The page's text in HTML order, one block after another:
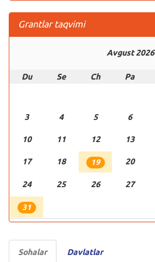
Grantlar taqvimi
Avgust 2026
Du Se Ch Pa
3 4 5 6
10 11 12 13
17 18 19 20
24 25 26 27
31
Sohalar Davlatlar